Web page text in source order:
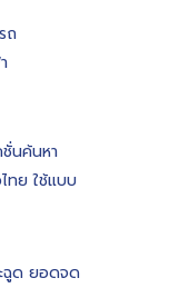
ถ
นค้นหา
ทย ใช้แบบ
ฉูด ยอดจด